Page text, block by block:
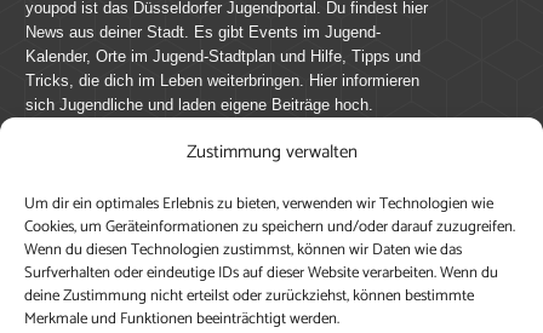
Zustimmung verwalten
Um dir ein optimales Erlebnis zu bieten, verwenden wir Technologien wie
Cookies, um Geräteinformationen zu speichern und/oder darauf zuzugreifen.
Wenn du diesen Technologien zustimmst, können wir Daten wie das
Surfverhalten oder eindeutige IDs auf dieser Website verarbeiten. Wenn du
deine Zustimmung nicht erteilst oder zurückziehst, können bestimmte
Merkmale und Funktionen beeinträchtigt werden.
youpod ist das Düsseldorfer Jugendportal. Du findest hier
News aus deiner Stadt. Es gibt Events im Jugend-
Kalender, Orte im Jugend-Stadtplan und Hilfe, Tipps und
Tricks, die dich im Leben weiterbringen. Hier informieren
sich Jugendliche und laden eigene Beiträge hoch.
Mach mit bei youpod.de!
youpod.de lebt von Menschen wie dir. Sammel
journalistische Erfahrung, teile deine Perspektive und
veröffentliche deine Beiträge auf youpod.de.Du musst
dich anmelden, um alle Funktionen nutzen zu können, ein
Profil anzulegen, eigene Beiträge hochzuladen und zu